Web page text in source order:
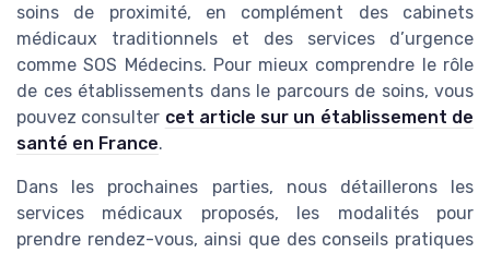
soins de proximité, en complément des cabinets
médicaux traditionnels et des services d’urgence
comme SOS Médecins. Pour mieux comprendre le rôle
de ces établissements dans le parcours de soins, vous
pouvez consulter cet article sur un établissement de
santé en France.
Dans les prochaines parties, nous détaillerons les
services médicaux proposés, les modalités pour
prendre rendez-vous, ainsi que des conseils pratiques